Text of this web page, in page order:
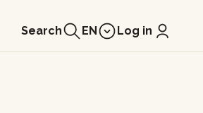
Search EN Log in